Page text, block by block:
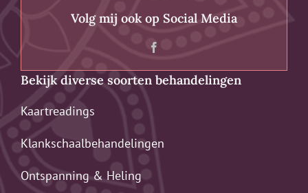
Volg mij ook op Social Media
Bekijk diverse soorten behandelingen
Kaartreadings
Klankschaalbehandelingen
Ontspanning & Heling